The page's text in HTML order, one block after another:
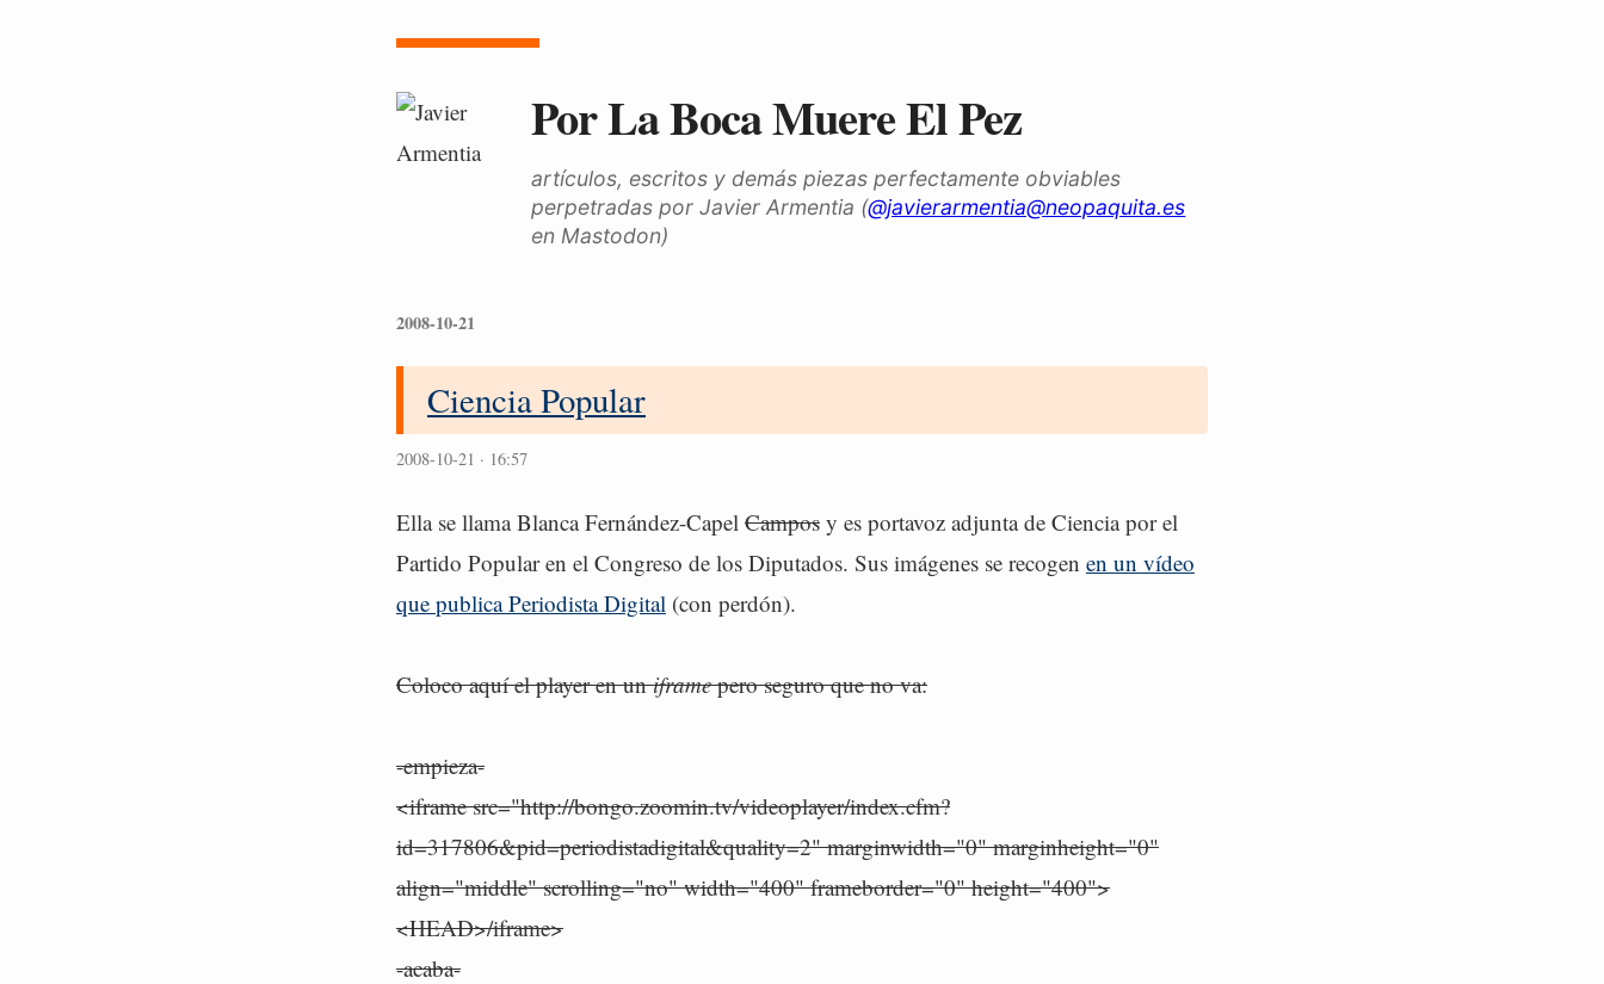
Por La Boca Muere El Pez
artículos, escritos y demás piezas perfectamente obviables
perpetradas por Javier Armentia (@javierarmentia@neopaquita.es
en Mastodon)
2008-10-21
Ciencia Popular
2008-10-21 · 16:57
Ella se llama Blanca Fernández-Capel Campos y es portavoz adjunta de Ciencia por el
Partido Popular en el Congreso de los Diputados. Sus imágenes se recogen en un vídeo
que publica Periodista Digital (con perdón).
Coloco aquí el player en uniframepero seguro que no va:
-empieza-
<iframe src="http://bongo.zoomin.tv/videoplayer/index.cfm?
id=317806&pid=periodistadigital&quality=2" marginwidth="0" marginheight="0"
align="middle" scrolling="no" width="400" frameborder="0" height="400">
<HEAD>/iframe>
-acaba-